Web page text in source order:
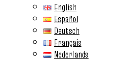
English
Español
Deutsch
Français
Nederlands